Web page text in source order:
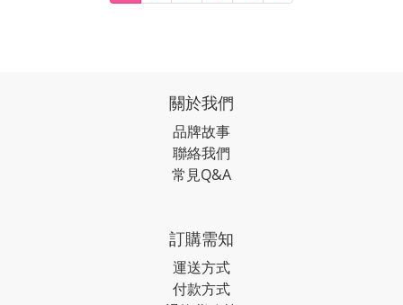
關於我們
品牌故事
聯絡我們
常見Q&A
訂購需知
運送方式
付款方式